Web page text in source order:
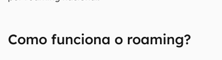
internacionais, já que as operadoras de outros
países não costumam ser as mesmas das